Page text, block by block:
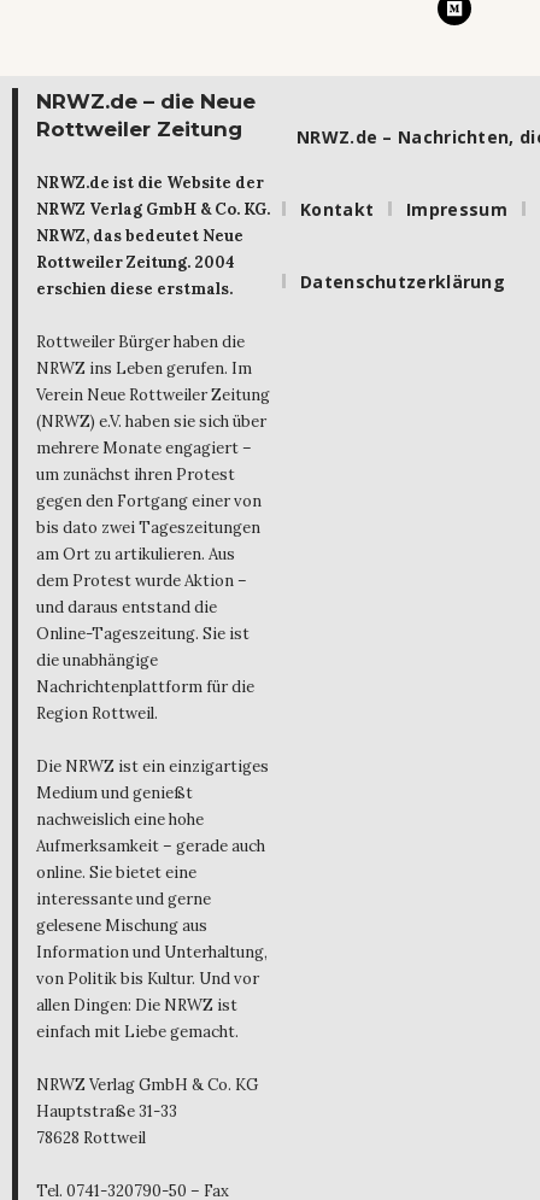
NRWZ.de – die Neue
Rottweiler Zeitung
NRWZ.de ist die Website der
NRWZ Verlag GmbH & Co. KG.
NRWZ, das bedeutet Neue
Rottweiler Zeitung. 2004
erschien diese erstmals.
Rottweiler Bürger haben die
NRWZ ins Leben gerufen. Im
Verein Neue Rottweiler Zeitung
(NRWZ) e.V. haben sie sich über
mehrere Monate engagiert –
um zunächst ihren Protest
gegen den Fortgang einer von
bis dato zwei Tageszeitungen
am Ort zu artikulieren. Aus
dem Protest wurde Aktion –
und daraus entstand die
Online-Tageszeitung. Sie ist
die unabhängige
Nachrichtenplattform für die
Region Rottweil.
Die NRWZ ist ein einzigartiges
Medium und genießt
nachweislich eine hohe
Aufmerksamkeit – gerade auch
online. Sie bietet eine
interessante und gerne
gelesene Mischung aus
Information und Unterhaltung,
von Politik bis Kultur. Und vor
allen Dingen: Die NRWZ ist
einfach mit Liebe gemacht.
NRWZ Verlag GmbH & Co. KG
Hauptstraße 31-33
78628 Rottweil
Tel. 0741-320790-50 – Fax
NRWZ.de – Nachrichten,
Kontakt Impressum
Datenschutzerklärung